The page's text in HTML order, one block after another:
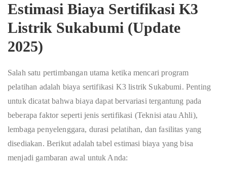
Estimasi Biaya Sertifikasi K3
Listrik Sukabumi (Update
2025)
Salah satu pertimbangan utama ketika mencari program
pelatihan adalah biaya sertifikasi K3 listrik Sukabumi. Penting
untuk dicatat bahwa biaya dapat bervariasi tergantung pada
beberapa faktor seperti jenis sertifikasi (Teknisi atau Ahli),
lembaga penyelenggara, durasi pelatihan, dan fasilitas yang
disediakan. Berikut adalah tabel estimasi biaya yang bisa
menjadi gambaran awal untuk Anda: